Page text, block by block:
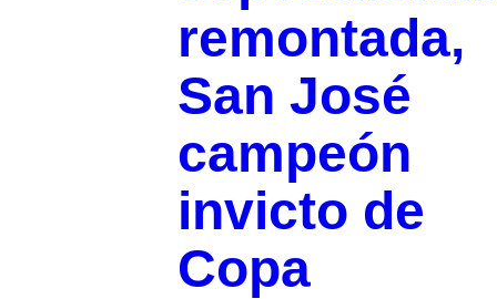
remontada,
San José
campeón
invicto de
Copa